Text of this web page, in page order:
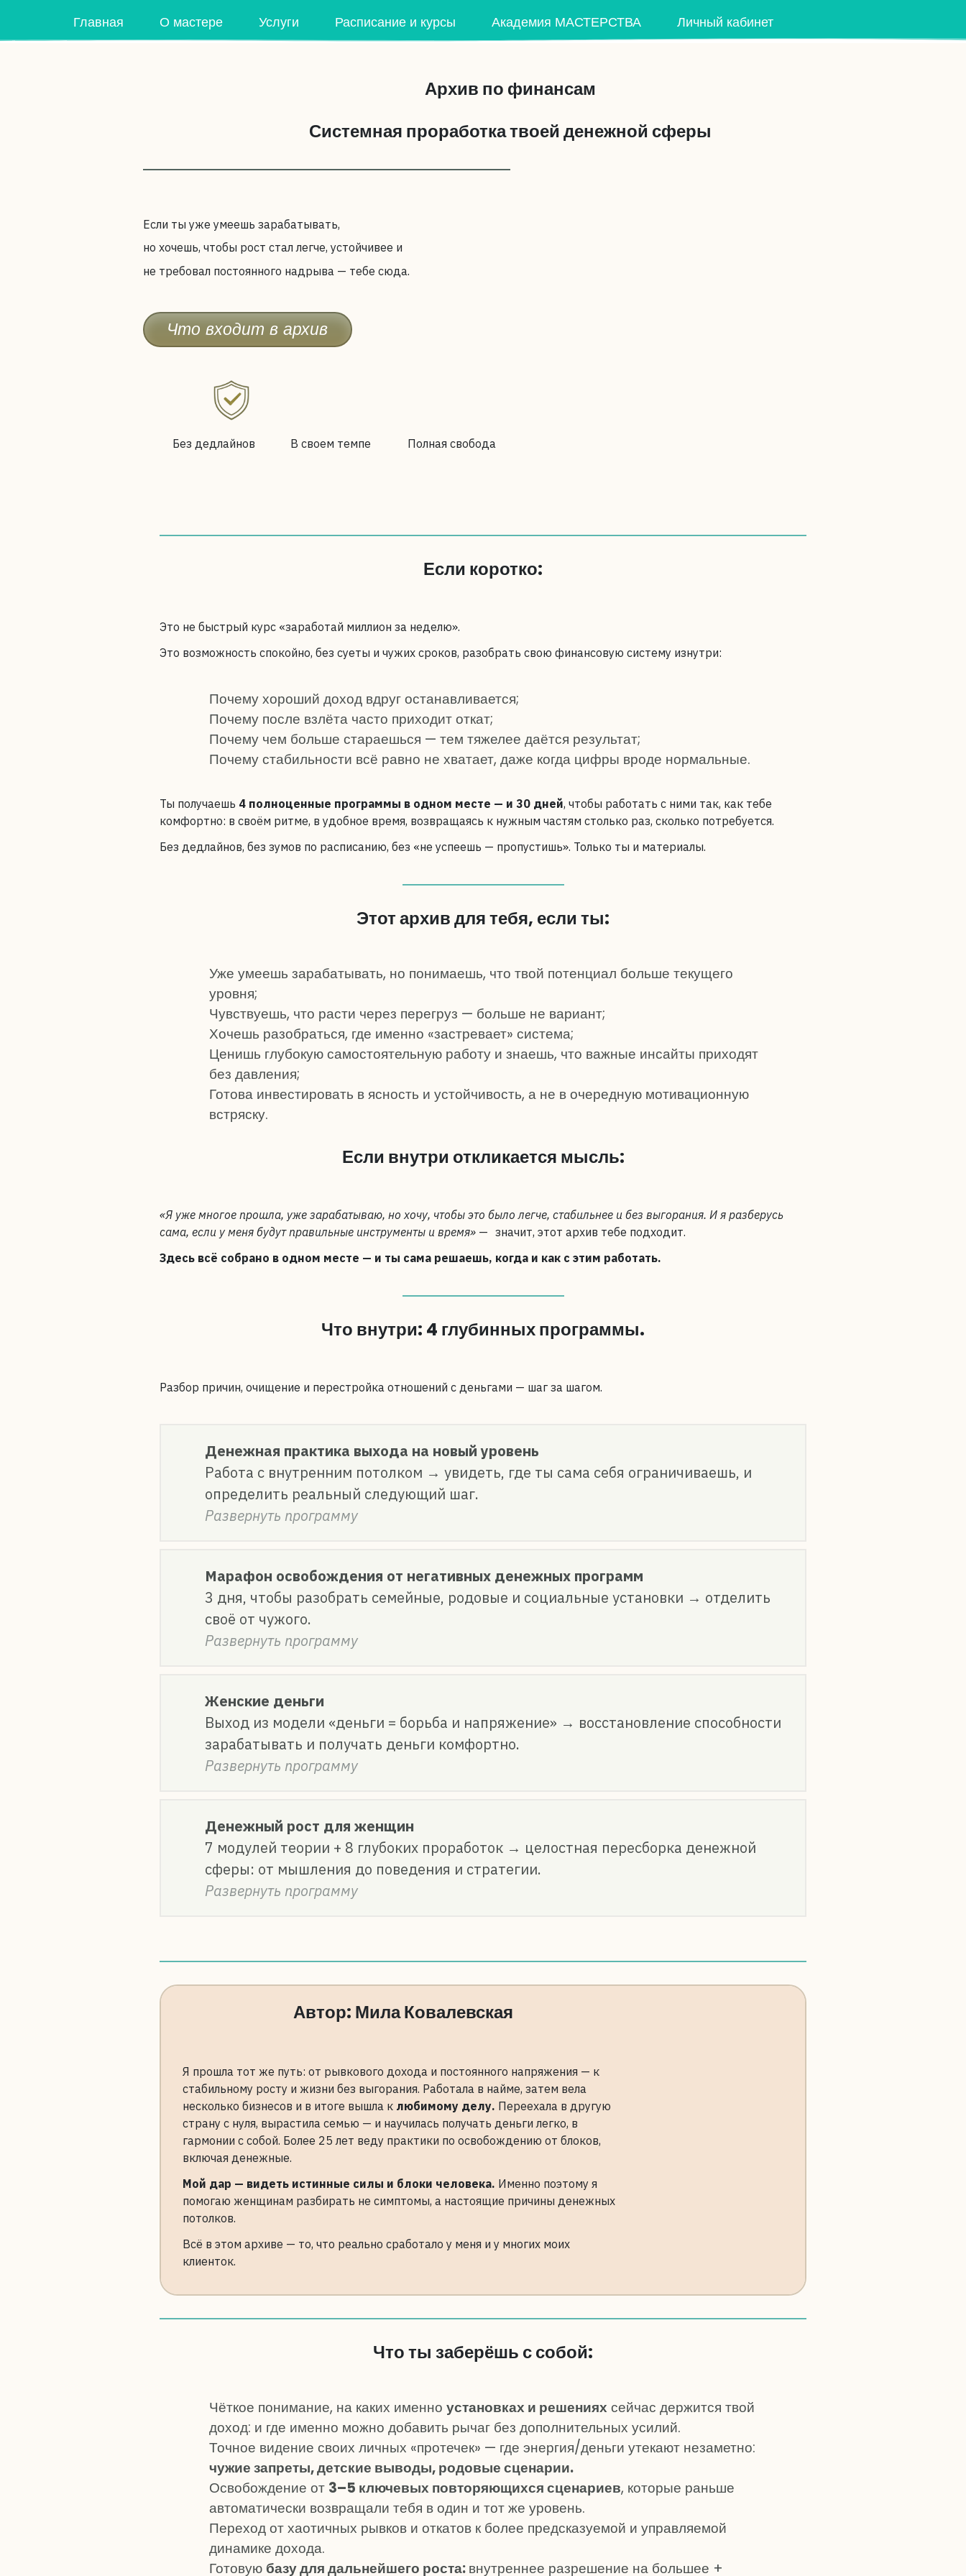
Главная О мастере Услуги Расписание и курсы Академия МАСТЕРСТВА Личный кабинет
Архив по финансам
Системная проработка твоей денежной сферы
Если ты уже умеешь зарабатывать,
но хочешь, чтобы рост стал легче, устойчивее и
не требовал постоянного надрыва — тебе сюда.
Что входит в архив
Без дедлайнов В своем темпе Полная свобода
Если коротко:
Это не быстрый курс «заработай миллион за неделю».
Это возможность спокойно, без суеты и чужих сроков, разобрать свою финансовую систему изнутри:
Почему хороший доход вдруг останавливается;
Почему после взлёта часто приходит откат;
Почему чем больше стараешься — тем тяжелее даётся результат;
Почему стабильности всё равно не хватает, даже когда цифры вроде нормальные.
Ты получаешь 4 полноценные программы в одном месте — и 30 дней, чтобы работать с ними так, как тебе
комфортно: в своём ритме, в удобное время, возвращаясь к нужным частям столько раз, сколько потребуется.
Без дедлайнов, без зумов по расписанию, без «не успеешь — пропустишь». Только ты и материалы.
Этот архив для тебя, если ты:
Уже умеешь зарабатывать, но понимаешь, что твой потенциал больше текущего
уровня;
Чувствуешь, что расти через перегруз — больше не вариант;
Хочешь разобраться, где именно «застревает» система;
Ценишь глубокую самостоятельную работу и знаешь, что важные инсайты приходят
без давления;
Готова инвестировать в ясность и устойчивость, а не в очередную мотивационную
встряску.
Если внутри откликается мысль:
«Я уже многое прошла, уже зарабатываю, но хочу, чтобы это было легче, стабильнее и без выгорания. И я разберусь
сама, если у меня будут правильные инструменты и время» — значит, этот архив тебе подходит.
Здесь всё собрано в одном месте — и ты сама решаешь, когда и как с этим работать.
Что внутри: 4 глубинных программы.
Разбор причин, очищение и перестройка отношений с деньгами — шаг за шагом.
Денежная практика выхода на новый уровень
Работа с внутренним потолком → увидеть, где ты сама себя ограничиваешь, и
определить реальный следующий шаг.
Развернуть программу
Марафон освобождения от негативных денежных программ
3 дня, чтобы разобрать семейные, родовые и социальные установки → отделить
своё от чужого.
Развернуть программу
Женские деньги
Выход из модели «деньги = борьба и напряжение» → восстановление способности
зарабатывать и получать деньги комфортно.
Развернуть программу
Денежный рост для женщин
7 модулей теории + 8 глубоких проработок → целостная пересборка денежной
сферы: от мышления до поведения и стратегии.
Развернуть программу
Автор: Мила Ковалевская
Я прошла тот же путь: от рывкового дохода и постоянного напряжения — к
стабильному росту и жизни без выгорания. Работала в найме, затем вела
несколько бизнесов и в итоге вышла к любимому делу. Переехала в другую
страну с нуля, вырастила семью — и научилась получать деньги легко, в
гармонии с собой. Более 25 лет веду практики по освобождению от блоков,
включая денежные.
Мой дар — видеть истинные силы и блоки человека. Именно поэтому я
помогаю женщинам разбирать не симптомы, а настоящие причины денежных
потолков.
Всё в этом архиве — то, что реально сработало у меня и у многих моих
клиенток.
Что ты заберёшь с собой:
Чёткое понимание, на каких именно установках и решениях сейчас держится твой
доход: и где именно можно добавить рычаг без дополнительных усилий.
Точное видение своих личных «протечек» — где энергия/деньги утекают незаметно:
чужие запреты, детские выводы, родовые сценарии.
Освобождение от 3–5 ключевых повторяющихся сценариев, которые раньше
автоматически возвращали тебя в один и тот же уровень.
Переход от хаотичных рывков и откатов к более предсказуемой и управляемой
динамике дохода.
Готовую базу для дальнейшего роста:внутреннее разрешение на большее +